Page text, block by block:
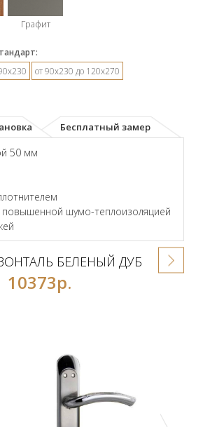
Графит
от 90х230 до 120х270
Бесплатный замер
50 мм
повышенной шумо-теплоизоляцией
БЕЛЕНЫЙ ДУБ
10373р.